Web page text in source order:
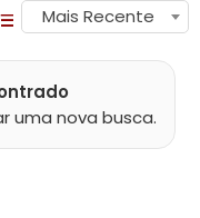
Mais Recente
uma nova busca.